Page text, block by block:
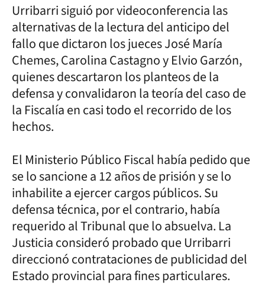
Urribarri siguió por videoconferencia las
alternativas de la lectura del anticipo del
fallo que dictaron los jueces José María
Chemes, Carolina Castagno y Elvio Garzón,
quienes descartaron los planteos de la
defensa y convalidaron la teoría del caso de
la Fiscalía en casi todo el recorrido de los
hechos.
El Ministerio Público Fiscal había pedido que
se lo sancione a 12 años de prisión y se lo
inhabilite a ejercer cargos públicos. Su
defensa técnica, por el contrario, había
requerido al Tribunal que lo absuelva. La
Justicia consideró probado que Urribarri
direccionó contrataciones de publicidad del
Estado provincial para fines particulares.